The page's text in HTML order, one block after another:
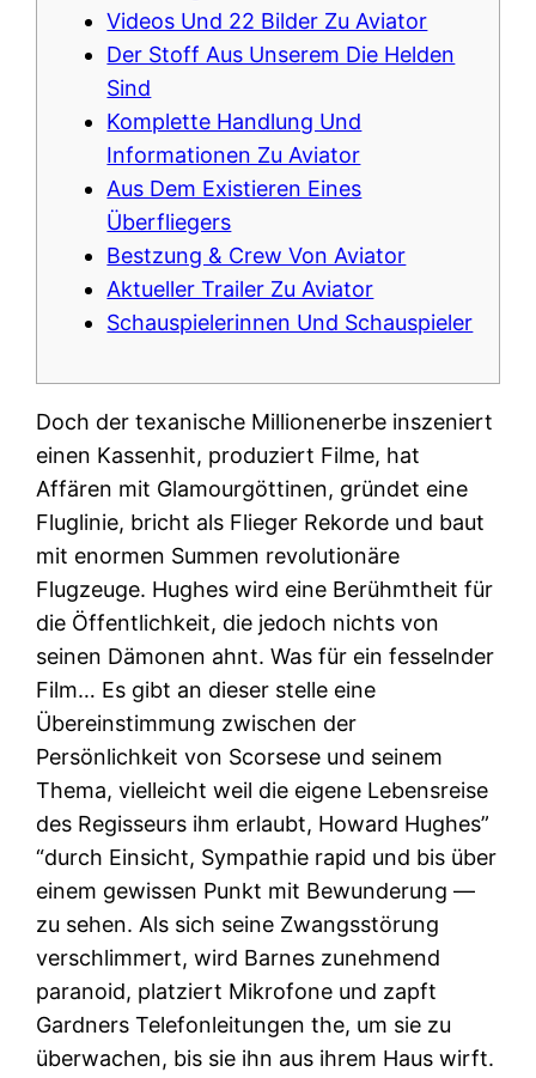
Videos Und 22 Bilder Zu Aviator
Der Stoff Aus Unserem Die Helden
Sind
Komplette Handlung Und
Informationen Zu Aviator
Aus Dem Existieren Eines
Überfliegers
Bestzung & Crew Von Aviator
Aktueller Trailer Zu Aviator
Schauspielerinnen Und Schauspieler
Doch der texanische Millionenerbe inszeniert
einen Kassenhit, produziert Filme, hat
Affären mit Glamourgöttinen, gründet eine
Fluglinie, bricht als Flieger Rekorde und baut
mit enormen Summen revolutionäre
Flugzeuge. Hughes wird eine Berühmtheit für
die Öffentlichkeit, die jedoch nichts von
seinen Dämonen ahnt. Was für ein fesselnder
Film… Es gibt an dieser stelle eine
Übereinstimmung zwischen der
Persönlichkeit von Scorsese und seinem
Thema, vielleicht weil die eigene Lebensreise
des Regisseurs ihm erlaubt, Howard Hughes”
“durch Einsicht, Sympathie rapid und bis über
einem gewissen Punkt mit Bewunderung —
zu sehen. Als sich seine Zwangsstörung
verschlimmert, wird Barnes zunehmend
paranoid, platziert Mikrofone und zapft
Gardners Telefonleitungen the, um sie zu
überwachen, bis sie ihn aus ihrem Haus wirft.